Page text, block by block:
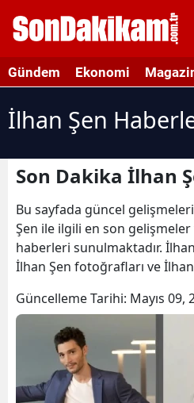
Gündem Ekonomi
İlhan Şen
Son Dakika İlhan
Bu sayfada güncel
Şen ile ilgili en son
haberleri sunulmaktadır.
İlhan Şen fotoğrafları ve
Güncelleme Tarihi: Mayıs 09,